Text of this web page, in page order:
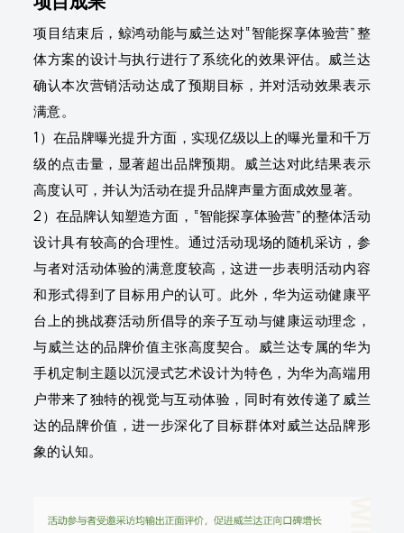
项目结束后，鲸鸿动能与威兰达对“智能探享体验营”整
体方案的设计与执行进行了系统化的效果评估。威兰达
确认本次营销活动达成了预期目标，并对活动效果表示
满意。
1）在品牌曝光提升方面，实现亿级以上的曝光量和千万
级的点击量，显著超出品牌预期。威兰达对此结果表示
高度认可，并认为活动在提升品牌声量方面成效显著。
2）在品牌认知塑造方面，“智能探享体验营”的整体活动
设计具有较高的合理性。通过活动现场的随机采访，参
与者对活动体验的满意度较高，这进一步表明活动内容
和形式得到了目标用户的认可。此外，华为运动健康平
台上的挑战赛活动所倡导的亲子互动与健康运动理念，
与威兰达的品牌价值主张高度契合。威兰达专属的华为
手机定制主题以沉浸式艺术设计为特色，为华为高端用
户带来了独特的视觉与互动体验，同时有效传递了威兰
达的品牌价值，进一步深化了目标群体对威兰达品牌形
象的认知。